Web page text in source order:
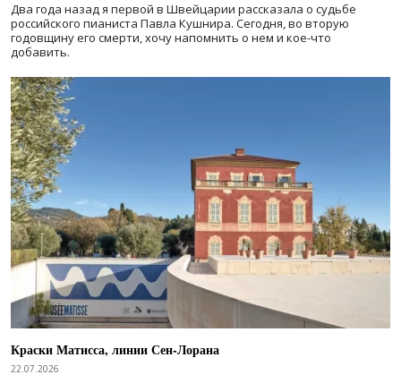
Два года назад я первой в Швейцарии рассказала о судьбе
российского пианиста Павла Кушнира. Сегодня, во вторую
годовщину его смерти, хочу напомнить о нем и кое-что
добавить.
Краски Матисса, линии Сен-Лорана
22.07.2026